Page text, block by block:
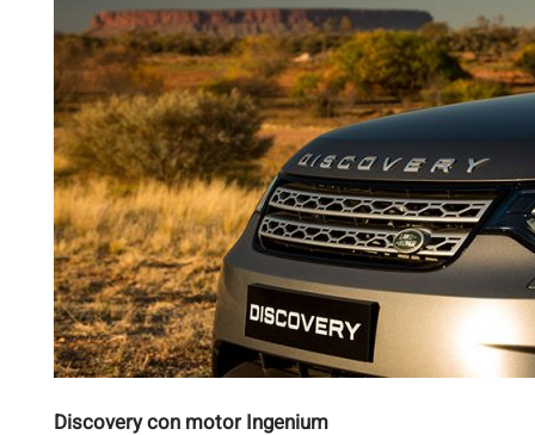
Discovery con motor Ingenium